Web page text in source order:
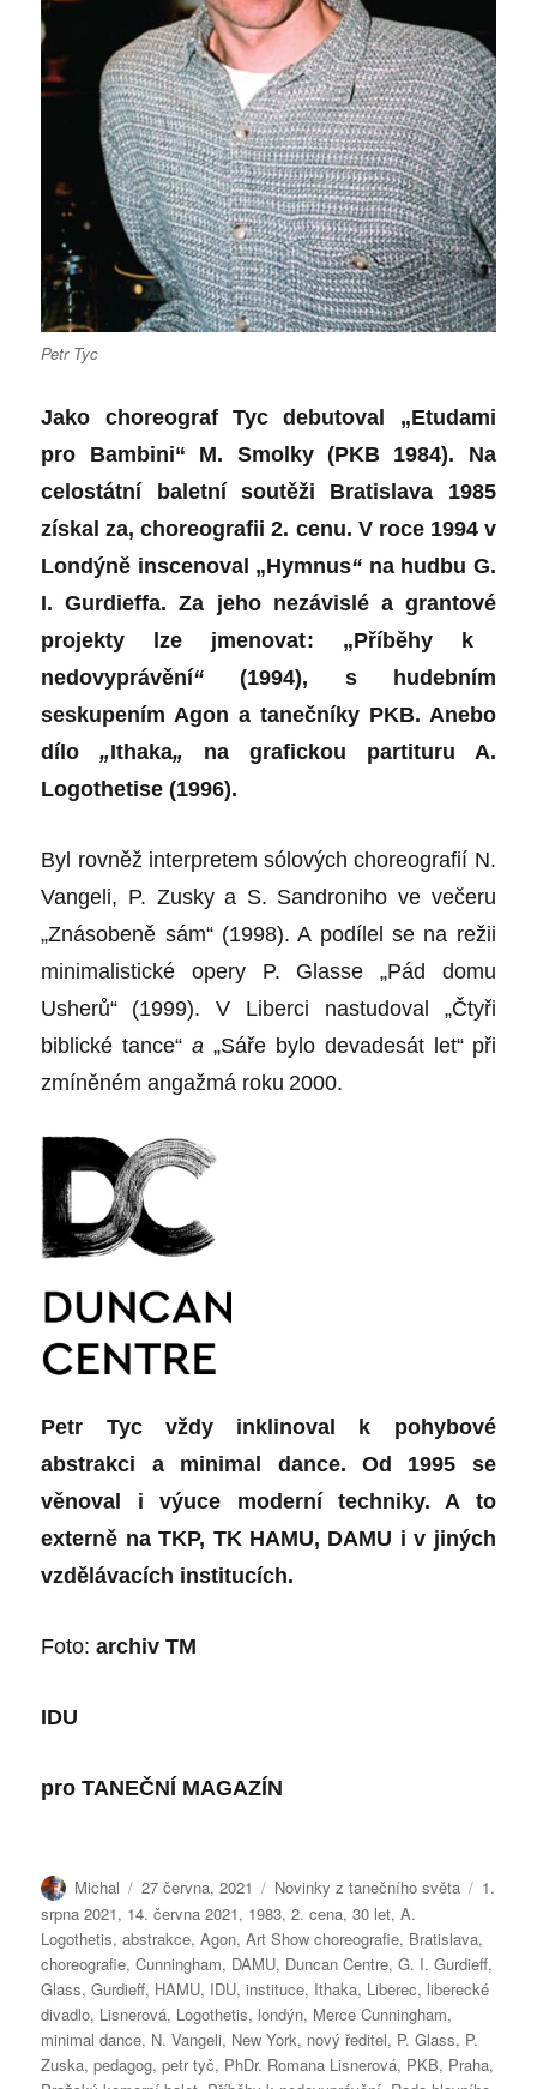
Petr Tyc
Jako choreograf Tycdebutoval „Etudami
pro Bambini“ M. Smolky (PKB 1984). Na
celostátní baletní soutěži Bratislava 1985
získal za, choreografii 2. cenu. V roce 1994 v
Londýně inscenoval „Hymnus“ na hudbu G.
I. Gurdieffa.Za jeho nezávisl éa grantové
projekty lze jmenovat: „Příběhy k
nedovyprávění“ (1994), s hudebním
seskupením Agon a tanečníky PKB. Anebo
dílo „Ithaka„
na grafickou partituru A.
Logothetise (1996).
Byl rovněž interpretem sólových choreografií N.
Vangeli, P. Zusky a S. Sandroniho ve večeru
„Znásobeně sám“ (1998).A podílel se na režii
minimalistické opery P. Glasse „Pád domu
Usherů“
(1999).V Liberci nastudoval „Čtyři
biblické tance“a „Sáře bylo devadesát let“ při
zmíněném angažmá roku 2000.
Petr Tyc vždy inklinoval k pohybové
abstrakci a minimal dance. Od 1995 se
věnoval i výuce moderní techniky.A to
externě na TKP, TK HAMU, DAMU i v jiných
vzdělávacích institucích.
Foto: archiv TM
IDU
proTANEČNÍ MAGAZÍN
Autor:
Michal Publikováno:
27 června, 2021 Rubriky:
Novinky z tanečního světa Štítky:
1.
srpna 2021, 14. června 2021, 1983,2. cena,30 let,A.
Logothetis,abstrakce,Agon,Art Show choreografie, Bratislava,
choreografie,Cunningham, DAMU, Duncan Centre,G. I. Gurdieff,
Glass,Gurdieff, HAMU, IDU,instituce, Ithaka, Liberec, liberecké
divadlo, Lisnerová, Logothetis, londýn, Merce Cunningham,
minimal dance, N. Vangeli, New York, nový ředitel, P. Glass, P.
Zuska,pedagog,petr tyč, PhDr. Romana Lisnerová, PKB, Praha,